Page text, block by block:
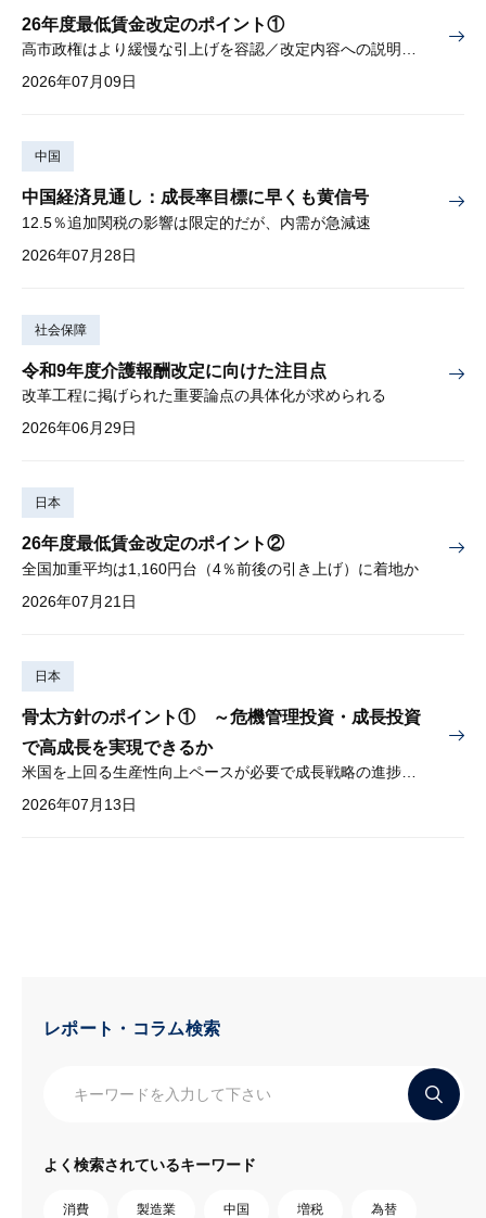
26年度最低賃金改定のポイント①
高市政権はより緩慢な引上げを容認／改定内容への説明責任が焦点
2026年07月09日
中国
中国経済見通し：成長率目標に早くも黄信号
12.5％追加関税の影響は限定的だが、内需が急減速
2026年07月28日
社会保障
令和9年度介護報酬改定に向けた注目点
改革工程に掲げられた重要論点の具体化が求められる
2026年06月29日
日本
26年度最低賃金改定のポイント②
全国加重平均は1,160円台（4％前後の引き上げ）に着地か
2026年07月21日
日本
骨太方針のポイント① ～危機管理投資・成長投資
で高成長を実現できるか
米国を上回る生産性向上ペースが必要で成長戦略の進捗管理も課題
2026年07月13日
レポート・コラム検索
よく検索されているキーワード
消費 製造業 中国 増税 為替